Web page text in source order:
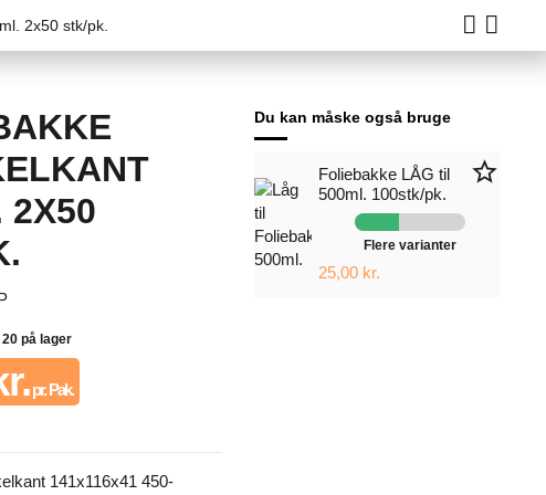
2x50 stk/pk.
2X50
20 på lager
pr. Pak.
141x116x41 450-
Du kan måske også bruge
Foliebakke LÅG til
500ml. 100stk/pk.
star_border
Flere varianter
25,00 kr.